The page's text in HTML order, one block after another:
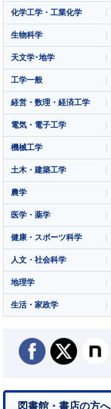
化学工学・工業化学
生物科学
天文学･地学
工学一般
経営・数理・経済工学
電気・電子工学
機械工学
土木・建築工学
農学
医学・薬学
健康・スポーツ科学
人文・社会科学
地理学
生活・家政学
図書館・書店の方へ